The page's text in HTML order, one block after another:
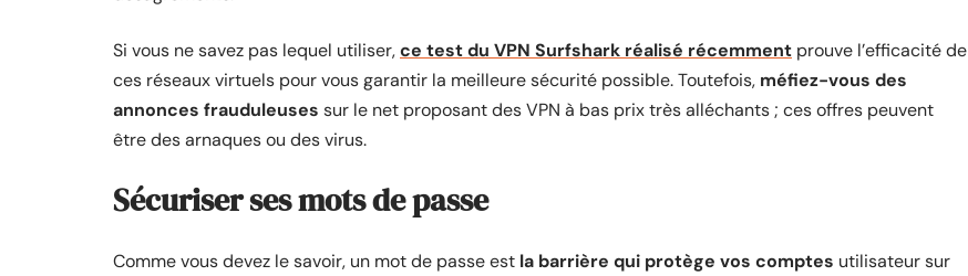
Si vous ne savez pas lequel utiliser,ce test du VPN Surfshark réalisé récemment prouve l’efficacité de
ces réseaux virtuels pour vous garantir la meilleure sécurité possible. Toutefois, méfiez-vous des
annonces frauduleuses sur le net proposant des VPN à bas prix très alléchants ; ces offres peuvent
être des arnaques ou des virus.
Sécuriser ses mots de passe
Comme vous devez le savoir, un mot de passe est la barrière qui protège vos comptes utilisateur sur